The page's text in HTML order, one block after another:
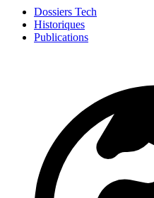
Dossiers Tech
Historiques
Publications